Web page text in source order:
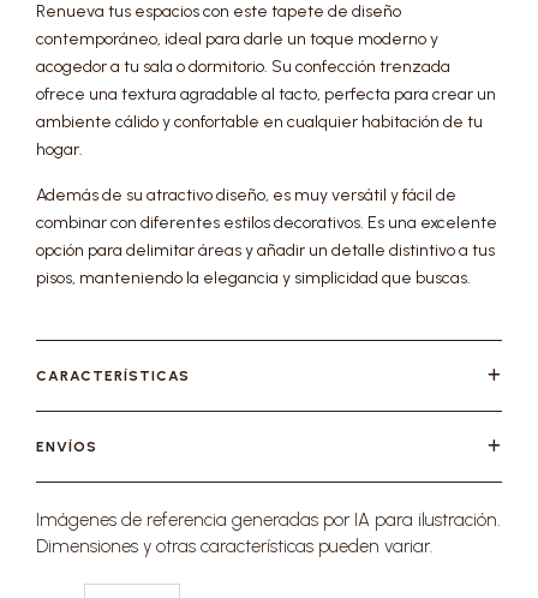
Renueva tus espacios con este tapete de diseño
contemporáneo, ideal para darle un toque moderno y
acogedor a tu sala o dormitorio. Su confección trenzada
ofrece una textura agradable al tacto, perfecta para crear un
ambiente cálido y confortable en cualquier habitación de tu
hogar.
Además de su atractivo diseño, es muy versátil y fácil de
combinar con diferentes estilos decorativos. Es una excelente
opción para delimitar áreas y añadir un detalle distintivo a tus
pisos, manteniendo la elegancia y simplicidad que buscas.
CARACTERÍSTICAS
ENVÍOS
Imágenes de referencia generadas por IA para ilustración.
Dimensiones y otras características pueden variar.